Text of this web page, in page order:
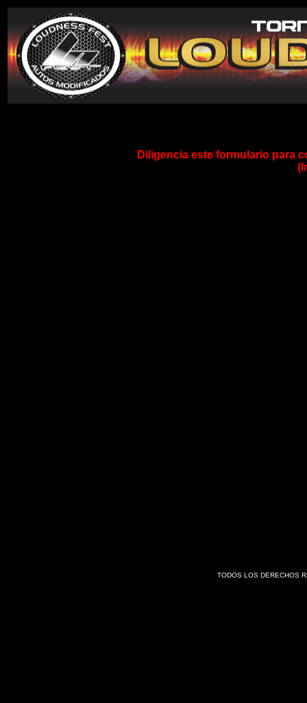
Diligencia este formulario para
TODOS LOS DERECHOS